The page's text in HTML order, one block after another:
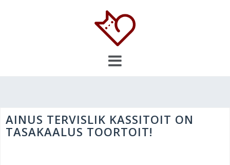
AINUS TERVISLIK KASSITOIT ON
TASAKAALUS TOORTOIT!